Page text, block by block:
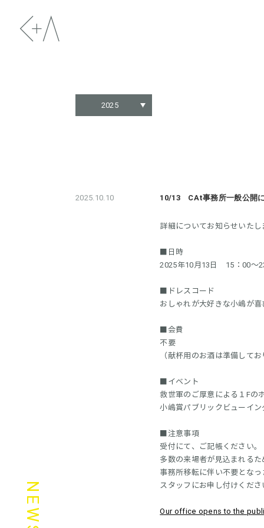
NEWS
2025
2025.10.10 10/13 CAt事務所一般公開
詳細についてお知らせいたし
■日時
2025年10月13日 15：00～
■ドレスコード
おしゃれが大好きな小嶋が喜
■会費
不要
（献杯用のお酒は準備して
■イベント
救世軍のご厚意による１Fの
小嶋賞パブリックビューイン
■注意事項
受付にて、ご記帳ください。
多数の来場者が見込まれる
事務所移転に伴い不要とな
スタッフにお申し付けくださ
Our office opens to the